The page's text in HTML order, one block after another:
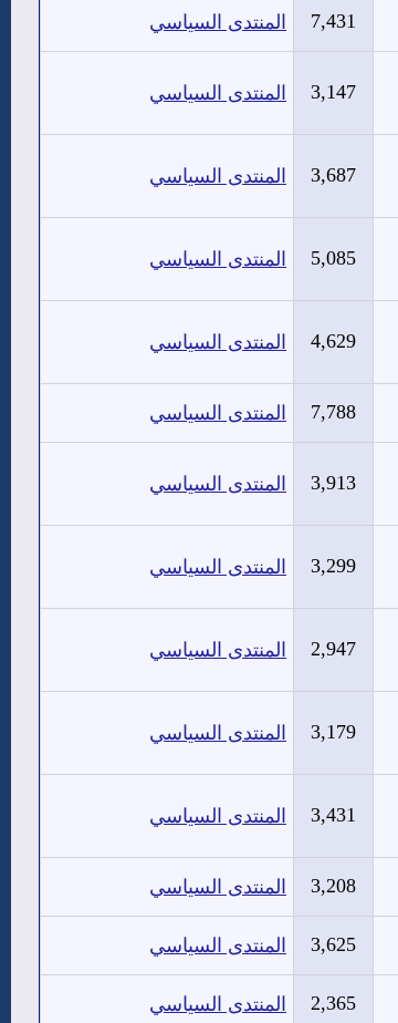
7,431 المنتدى السياسي
3,147 المنتدى السياسي
3,687 المنتدى السياسي
5,085 المنتدى السياسي
4,629 المنتدى السياسي
7,788 المنتدى السياسي
3,913 المنتدى السياسي
3,299 المنتدى السياسي
2,947 المنتدى السياسي
3,179 المنتدى السياسي
3,431 المنتدى السياسي
3,208 المنتدى السياسي
3,625 المنتدى السياسي
2,365 المنتدى السياسي